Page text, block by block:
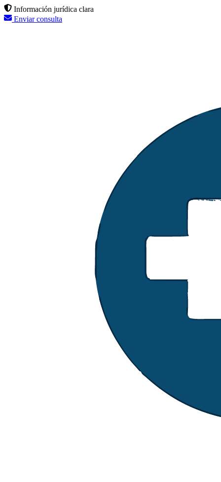
Información jurídica clara
Enviar consulta